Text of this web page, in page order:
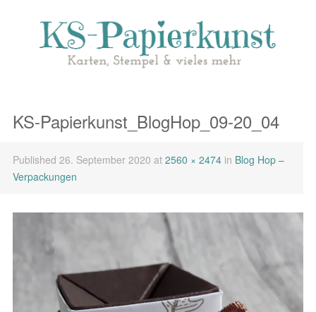
KS-Papierkunst_BlogHop_09-20_04
Published 26. September 2020 at 2560 × 2474 in Blog Hop –
Verpackungen